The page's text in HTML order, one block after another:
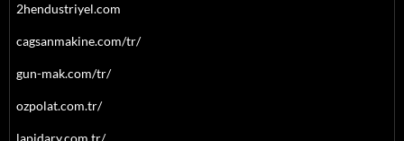
2hendustriyel.com
cagsanmakine.com/tr/
gun-mak.com/tr/
ozpolat.com.tr/
lapidary.com.tr/